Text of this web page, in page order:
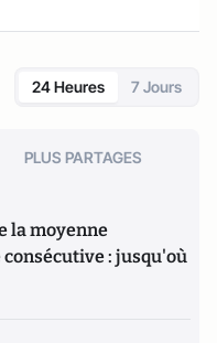
24 Heures 7 Jours
PLUS PARTAGES
la moyenne
: jusqu'où